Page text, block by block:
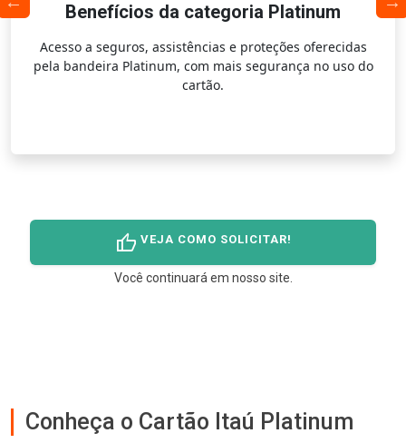
Benefícios da categoria Platinum
Acesso a seguros, assistências e proteções oferecidas
pela bandeira Platinum, com mais segurança no uso do
cartão.
thumb_up VEJA COMO SOLICITAR!
Você continuará em nosso site.
Conheça o Cartão Itaú Platinum